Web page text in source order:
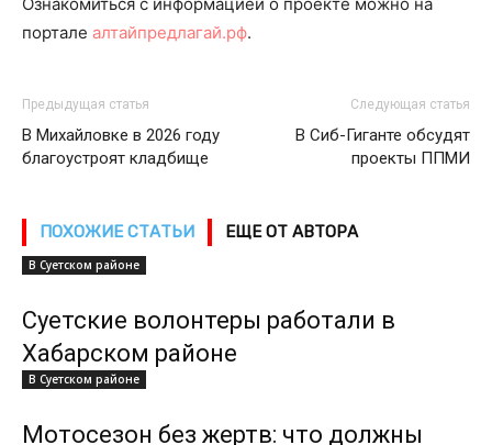
портале алтайпредлагай.рф.
Предыдущая статья
В Михайловке в 2026 году
благоустроят кладбище
Следующая статья
В Сиб-Гиганте обсудят
проекты ППМИ
ПОХОЖИЕ СТАТЬИ ЕЩЕ ОТ АВТОРА
В Суетском районе
Суетские волонтеры работали в
Хабарском районе
В Суетском районе
Мотосезон без жертв: что должны